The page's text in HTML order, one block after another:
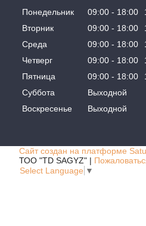
Понедельник 09:00 18:00
Вторник
09:00 18:00
Среда
09:00 18:00
Четверг
09:00 18:00
Пятница
09:00 18:00
Суббота
Выходной
Воскресенье
Выходной
Сайт создан на платформе
ТОО "TD SAGYZ" |
Select Language ▼